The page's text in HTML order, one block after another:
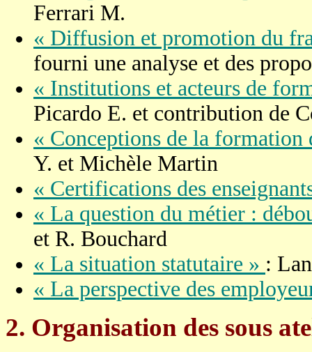
Ferrari M.
« Diffusion et promotion du
fourni une analyse et des
« Institutions et acteurs de
Picardo E. et contribution de
« Conceptions de la formation
Y. et Michèle Martin
« Certifications des
« La question du métier :
et R. Bouchard
« La situation statutaire » :
« La perspective des
2. Organisation des sous